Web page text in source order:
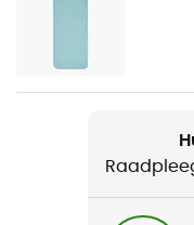
Product
Origine Européenne